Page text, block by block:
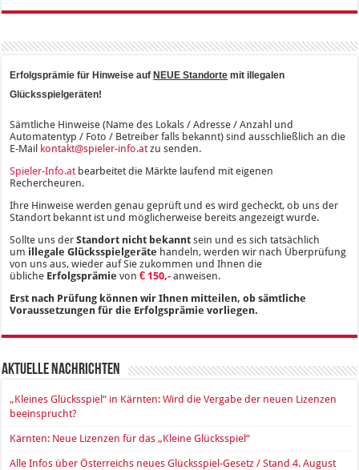
Erfolgsprämie für Hinweise auf NEUE Standorte mit illegalen
Glücksspielgeräten!
Sämtliche Hinweise (Name des Lokals / Adresse / Anzahl und
Automatentyp / Foto / Betreiber falls bekannt) sind ausschließlich an die
E-Mail kontakt@spieler-info.at zu senden.
Spieler-Info.at bearbeitet die Märkte laufend mit eigenen
Rechercheuren.
Ihre Hinweise werden genau geprüft und es wird gecheckt, ob uns der
Standort bekannt ist und möglicherweise bereits angezeigt wurde.
Sollte uns derStandort nicht bekanntsein und es sich tatsächlich
um illegale Glücksspielgeräte handeln, werden wir nach Überprüfung
von uns aus, wieder auf Sie zukommen und Ihnen die
übliche Erfolgsprämievon € 150,- anweisen.
Erst nach Prüfung können wir Ihnen mitteilen, ob sämtliche
Voraussetzungen für die Erfolgsprämie vorliegen.
Aktuelle Nachrichten
„Kleines Glücksspiel“ in Kärnten: Wird die Vergabe der neuen Lizenzen
beeinsprucht?
Kärnten: Neue Lizenzen für das „Kleine Glücksspiel“
Alle Infos über Österreichs neues Glücksspiel-Gesetz / Stand 4. August